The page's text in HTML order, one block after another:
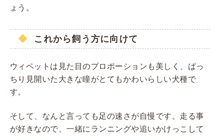
ょう。
これから飼う方に向けて
ウィペットは見た目のプロポーションも美しく、ぱっ
ちり見開いた大きな瞳がとてもかわいらしい犬種で
す。
そして、なんと言っても足の速さが自慢です。走る事
が好きなので、一緒にランニングや追いかけっこして